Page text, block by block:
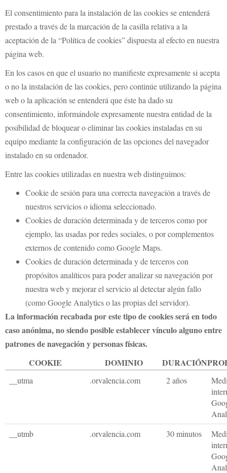
El consentimiento para la instalación de las cookies se entenderá
prestado a través de la marcación de la casilla relativa a la
aceptación de la “Política de cookies” dispuesta al efecto en nuestra
página web.
En los casos en que el usuario no manifieste expresamente si acepta
o no la instalación de las cookies, pero continúe utilizando la página
web o la aplicación se entenderá que éste ha dado su
consentimiento, informándole expresamente nuestra entidad de la
posibilidad de bloquear o eliminar las cookies instaladas en su
equipo mediante la configuración de las opciones del navegador
instalado en su ordenador.
Entre las cookies utilizadas en nuestra web distinguimos:
Cookie de sesión para una correcta navegación a través de
nuestros servicios o idioma seleccionado.
Cookies de duración determinada y de terceros como por
ejemplo, las usadas por redes sociales, o por complementos
externos de contenido como Google Maps.
Cookies de duración determinada y de terceros con
propósitos analíticos para poder analizar su navegación por
nuestra web y mejorar el servicio al detectar algún fallo
(como Google Analytics o las propias del servidor).
La información recabada por este tipo de cookies será en todo
caso anónima, no siendo posible establecer vínculo alguno entre
patrones de navegación y personas físicas.
COOKIE
DOMINIO DURACIÓN
__utma .orvalencia.com 2 años
__utmb
.orvalencia.com 30 minutos